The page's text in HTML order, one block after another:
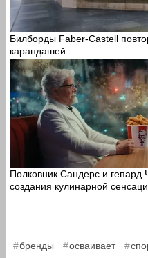
Билборды Faber-Castell
карандашей
Полковник Сандерс и гепард
создания кулинарной
бренды осваивает